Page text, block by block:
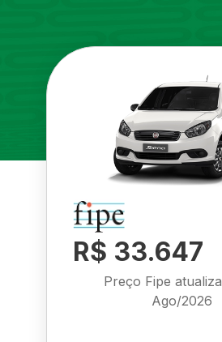
R$ 33.647
Preço Fipe
Ago/2026